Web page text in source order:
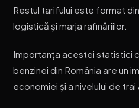
Restul tarifului este format
logistică și marja rafinăriilor.
Importanța acestei statistici
benzinei din România are un
economiei și a nivelului de trai